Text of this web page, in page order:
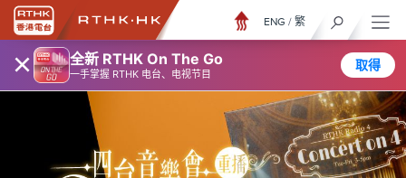
× 全新 RTHK On The Go
一手掌握 RTHK 电台、电视节目
取得
ENG / 繁